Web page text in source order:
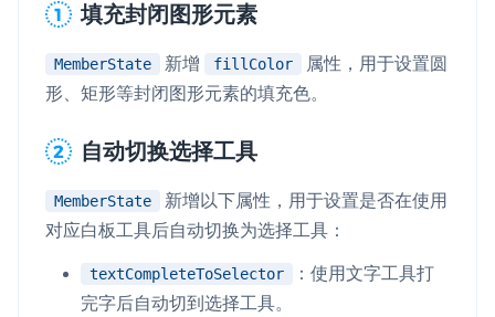
填充封闭图形元素
MemberState 新增 fillColor
属性，用于设置圆
形、矩形等封闭图形元素的填充色。
自动切换选择工具
MemberState
新增以下属性，用于设置是否在使用
对应白板工具后自动切换为选择工具：
textCompleteToSelector
：使用文字工具打
完字后自动切到选择工具。